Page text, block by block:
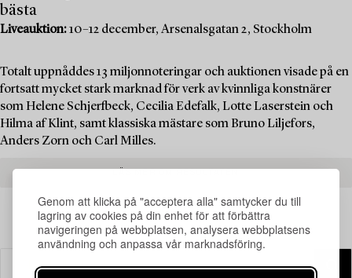
Genom att klicka på "acceptera alla" samtycker du till
lagring av cookies på din enhet för att förbättra
navigeringen på webbplatsen, analysera webbplatsens
användning och anpassa vår marknadsföring.
bästa
Liveauktion:10–12 december, Arsenalsgatan 2, Stockholm
Totalt uppnåddes 13 miljonnoteringar och auktionen visade på en
fortsatt mycket stark marknad för verk av kvinnliga konstnärer
som Helene Schjerfbeck, Cecilia Edefalk, Lotte Laserstein och
Hilma af Klint, samt klassiska mästare som Bruno Liljefors,
Anders Zorn och Carl Milles.